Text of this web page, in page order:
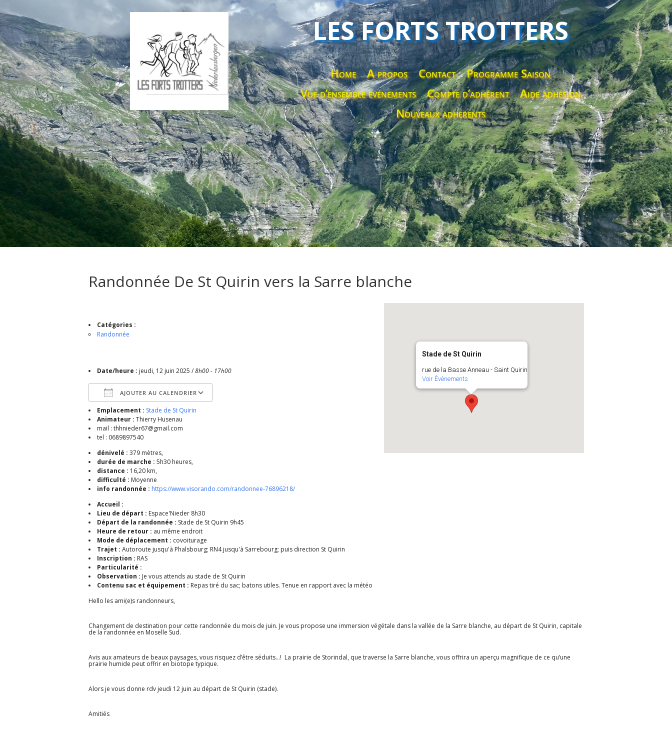
LES FORTS TROTTERS
Home A propos Contact
Programme Saison
Vue d’ensemble événements
Compte d’adhérent
Aide adhésion
Nouveaux adhérents
Randonnée De St Quirin vers la Sarre blanche
Stade de St Quirin
rue de la Basse Anneau - Saint Quirin
Voir Évènements
Catégories :
Randonnée
Date/heure : jeudi, 12 juin 2025 /8h00 - 17h00
AJOUTER AU CALENDRIER
Télécharger ICS
Emplacement : Stade de St Quirin
Animateur : Thierry Husenau
mail : thhnieder67@gmail.com
tel : 0689897540
dénivelé : 379 mètres,
durée de marche : 5h30 heures,
distance : 16,20 km,
difficulté : Moyenne
info randonnée : https://www.visorando.com/randonnee-76896218/
Accueil :
Lieu de départ : Espace'Nieder 8h30
Départ de la randonnée : Stade de St Quirin 9h45
Heure de retour : au même endroit
Mode de déplacement : covoiturage
Trajet : Autoroute jusqu'à Phalsbourg; RN4 jusqu'à Sarrebourg; puis direction St Quirin
Inscription : RAS
Particularité :
Observation : Je vous attends au stade de St Quirin
Contenu sac et équipement : Repas tiré du sac; batons utiles. Tenue en rapport avec la météo
Hello les ami(e)s randonneurs,
Changement de destination pour cette randonnée du mois de juin. Je vous propose une immersion végétale dans la vallée de la Sarre blanche, au départ de St Quirin, capitale
de la randonnée en Moselle Sud.
Avis aux amateurs de beaux paysages, vous risquez d’être séduits…! La prairie de Storindal, que traverse la Sarre blanche, vous offrira un aperçu magnifique de ce qu’une
prairie humide peut offrir en biotope typique.
Alors je vous donne rdv jeudi 12 juin au départ de St Quirin (stade).
Amitiés